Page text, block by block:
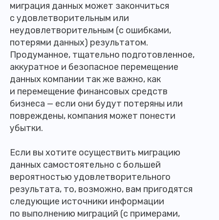
миграция данных может закончиться
с удовлетворительным или
неудовлетворительным (с ошибками,
потерями данных) результатом.
Продуманное, тщательно подготовленное,
аккуратное и безопасное перемещение
данных компании так же важно, как
и перемещение финансовых средств
бизнеса — если они будут потеряны или
повреждены, компания может понести
убытки.
Если вы хотите осуществить миграцию
данных самостоятельно с большей
вероятностью удовлетворительного
результата, то, возможно, вам пригодятся
следующие источники информации
по выполнению миграций (с примерами,